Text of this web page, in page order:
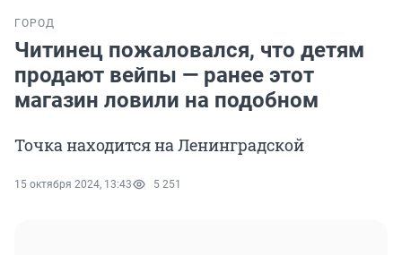
ГОРОД
Читинец пожаловался, что детям
продают вейпы — ранее этот
магазин ловили на подобном
Точка находится на Ленинградской
15 октября 2024, 13:43 5 251